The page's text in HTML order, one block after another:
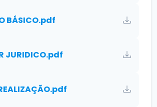
BÁSICO.pdf
JURIDICO.pdf